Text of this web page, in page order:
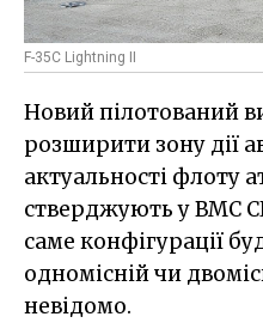
F-35C Lightning II
Новий пілотований
розширити зону дії
актуальності флоту
стверджують у ВМС
саме конфігурації
одномісній чи
невідомо.